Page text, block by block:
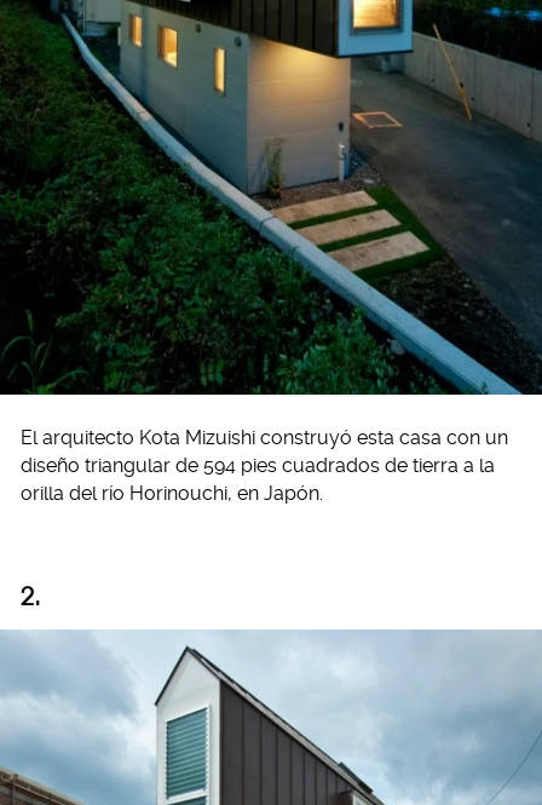
El arquitecto Kota Mizuishi construyó esta casa con un
diseño triangular de 594 pies cuadrados de tierra a la
orilla del río Horinouchi, en Japón.
2.